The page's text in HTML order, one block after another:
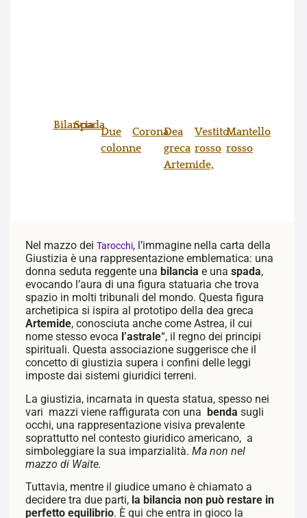
Bilancia
Spada
Due
colonne
CoronaDea
greca
Artemide,
Vestito
rosso
Mantello
rosso
Nel mazzo dei Tarocchi, l’immagine nella carta della
Giustizia è una rappresentazione emblematica: una
donna seduta reggente una bilancia e una spada,
evocando l’aura di una figura statuaria che trova
spazio in molti tribunali del mondo. Questa figura
archetipica si ispira al prototipo della dea greca
Artemide, conosciuta anche come Astrea, il cui
nome stesso evoca l’astrale“, il regno dei principi
spirituali. Questa associazione suggerisce che il
concetto di giustizia supera i confini delle leggi
imposte dai sistemi giuridici terreni.
La giustizia, incarnata in questa statua, spesso nei
vari mazzi viene raffigurata con una benda sugli
occhi, una rappresentazione visiva prevalente
soprattutto nel contesto giuridico americano, a
simboleggiare la sua imparzialità. Ma non nel
mazzo di Waite.
Tuttavia, mentre il giudice umano è chiamato a
decidere tra due parti, la bilancia non può restare in
perfetto equilibrio. È qui che entra in gioco la